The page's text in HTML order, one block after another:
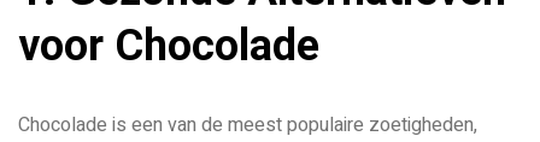
voor Chocolade
Chocolade is een van de meest populaire zoetigheden,